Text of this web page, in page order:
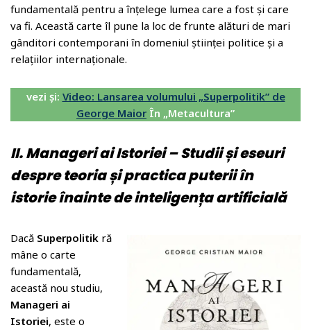
fundamentală pentru a înțelege lumea care a fost și care
va fi. Această carte îl pune la loc de frunte alături de mari
gânditori contemporani în domeniul științei politice și a
relațiilor internaționale.
vezi și: Video: Lansarea volumului „Superpolitik” de
George Maior În „Metacultura”
II. Manageri ai Istoriei –Studii și eseuri
despre teoria și practica puterii în
istorie înainte de inteligența artificială
Dacă Superpolitik ră
mâne o carte
fundamentală,
această nou studiu,
Manageri ai
Istoriei, este o